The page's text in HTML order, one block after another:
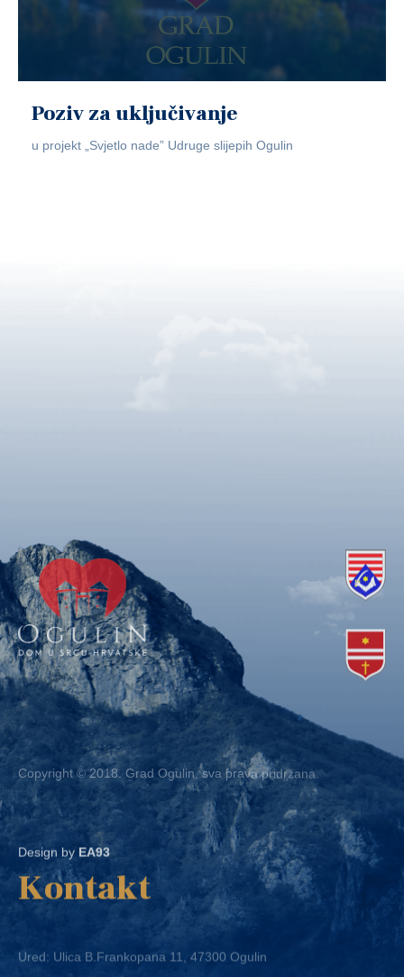
Poziv za uključivanje
u projekt „Svjetlo nade” Udruge slijepih Ogulin
Copyright © 2018. Grad Ogulin, sva prava pridržana.
Design by EA93
Kontakt
Telefon:+ 385 47 522 612